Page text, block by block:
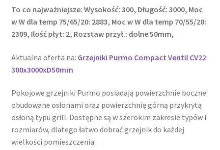
To co najważniejsze: Wysokość: 300, Długość: 3000, Moc
w W dla temp 75/65/20: 2883, Moc w W dla temp 70/55/20:
2309, Ilość płyt: 2, Rozstaw przył.: dolne 50mm,
Aktualna oferta na: Grzejniki Purmo Compact Ventil CV22
300x3000xD50mm
Pokojowe grzejniki Purmo posiadają powierzchnie boczne
obudowane osłonami oraz powierzchnię górną przykrytą
osłoną typu grill. Dostępne są w szerokim zakresie typów i
rozmiarów, dlatego łatwo dobrać grzejnik do każdej
wielkości pomieszczenia.